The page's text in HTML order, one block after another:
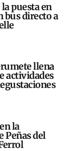
puesta en
bus directo a
llena
actividades
la
Peñas del